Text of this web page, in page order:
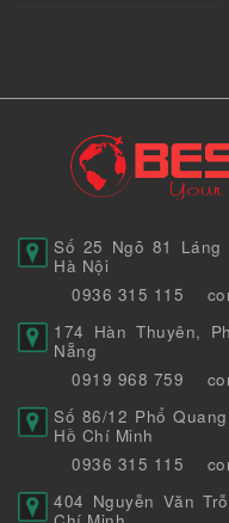
Số 25 Ngõ 81 Láng
Hà Nội
0936 315 115
174 Hàn Thuyên,
Nẵng
0919 968 759
Số 86/12 Phổ
Hồ Chí Minh
0936 315 115
404 Nguyễn Văn